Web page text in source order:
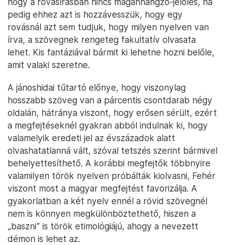
pedig ehhez azt is hozzávesszük, hogy egy
rovásnál azt sem tudjuk, hogy milyen nyelven van
írva, a szövegnek rengeteg fakultatív olvasata
lehet. Kis fantáziával bármit ki lehetne hozni belőle,
amit valaki szeretne.
A jánoshidai tűtartó előnye, hogy viszonylag
hosszabb szöveg van a párcentis csontdarab négy
oldalán, hátránya viszont, hogy erősen sérült, ezért
a megfejtéseknél gyakran abból indulnak ki, hogy
valamelyik eredeti jel az évszázadok alatt
olvashatatlanná vált, szóval tetszés szerint bármivel
behelyettesíthető. A korábbi megfejtők többnyire
valamilyen török nyelven próbálták kiolvasni, Fehér
viszont most a magyar megfejtést favorizálja. A
gyakorlatban a két nyelv ennél a rövid szövegnél
nem is könnyen megkülönböztethető, hiszen a
„baszni” is török etimológiájú, ahogy a nevezett
démon is lehet az.